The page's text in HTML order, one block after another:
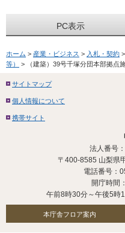
PC表示
ホーム > 産業・ビジネス > 入札・契約 >
等）
> （建築）39号千塚分団本部拠点
サイトマップ
個人情報について
携帯サイト
法人番号
〒400-8585 山梨県
電話番号：
開庁時間
午前8時30分～午後5時
本庁舎フロア案内